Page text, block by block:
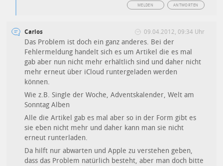
ANTWORTEN
MELDEN
Carlos 09.04.2012, 09:34 Uhr
Das Problem ist doch ein ganz anderes. Bei der
Fehlermeldung handelt sich es um Artikel die es mal
gab aber nun nicht mehr erhältlich sind und daher nicht
mehr erneut über iCloud runtergeladen werden
können.
Wie z.B. Single der Woche, Adventskalender, Welt am
Sonntag Alben
Alle die Artikel gab es mal aber so in der Form gibt es
sie eben nicht mehr und daher kann man sie nicht
erneut runterladen.
Da hilft nur abwarten und Apple zu verstehen geben,
dass das Problem natürlich besteht, aber man doch bitte